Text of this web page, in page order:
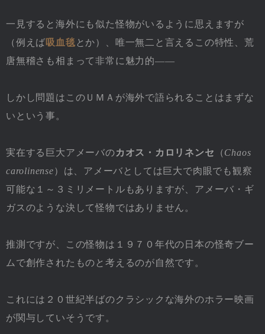
一見すると海外にも似た怪物がいるように思えますが
（例えば吸血毯 とか）、唯一無二と言えるこの特性、荒
唐無稽さも相まって非常に魅力的――
しかし問題はこのＵＭＡが海外で語られることはまずな
いという事。
実在する巨大アメーバのカオス・カロリネンセ （Chaos
carolinense）は、アメーバとしては巨大で肉眼でも観察
可能な１～３ミリメートルもありますが、アメーバ・ギ
ガスのような決して怪物ではありません。
推測ですが、この怪物は１９７０年代の日本の怪奇ブー
ムで創作されたものと考えるのが自然です。
これには２０世紀半ばのクラシックな海外のホラー映画
が関与していそうです。